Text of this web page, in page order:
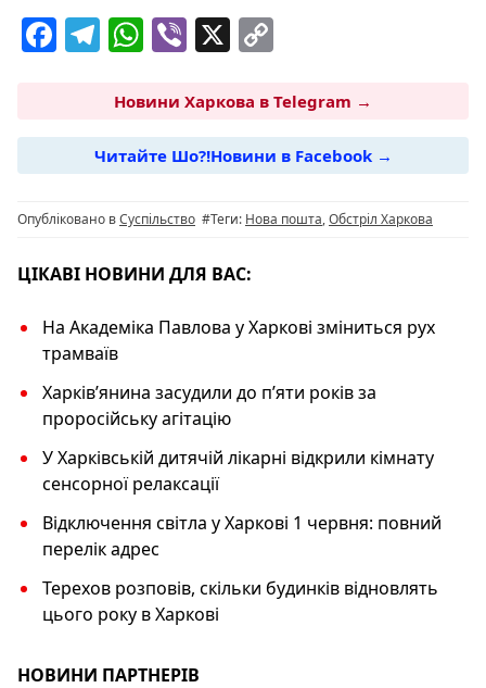
F
e
b
o
k
T
e
g
ra
m
W
at
s
A
p
Vi
er
X
p
y
Li
n
Новини Харкова в Telegram →
Читайте Шо?!Новини в Facebook →
Опубліковано вСуспільство #Теги: Нова пошта,Обстріл Харкова
ЦІКАВІ НОВИНИ ДЛЯ ВАС:
На Академіка Павлова у Харкові зміниться рух
трамваїв
Харків’янина засудили до п’яти років за
проросійську агітацію
У Харківській дитячій лікарні відкрили кімнату
сенсорної релаксації
Відключення світла у Харкові 1 червня: повний
перелік адрес
Терехов розповів, скільки будинків відновлять
цього року в Харкові
НОВИНИ ПАРТНЕРІВ